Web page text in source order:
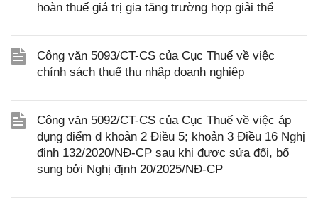
hoàn thuế giá trị gia tăng trường hợp giải thể
Công văn 5093/CT-CS của Cục Thuế về việc
chính sách thuế thu nhập doanh nghiệp
Công văn 5092/CT-CS của Cục Thuế về việc áp
dụng điểm d khoản 2 Điều 5; khoản 3 Điều 16 Nghị
định 132/2020/NĐ-CP sau khi được sửa đổi, bổ
sung bởi Nghị định 20/2025/NĐ-CP